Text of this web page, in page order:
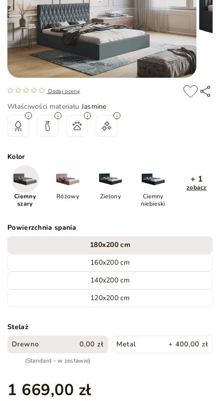
Dodaj ocenę
Właściwości materiału Jasmine
Kolor
Ciemny
szary
Różowy Zielony
Ciemny
niebieski
+ 1
zobacz
Powierzchnia spania
180x200 cm
160x200 cm
140x200 cm
120x200 cm
Stelaż
Drewno
0,00 zł
(Standard - w zestawie)
Metal + 400,00 zł
1 669,00 zł